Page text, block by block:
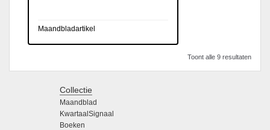
Maandbladartikel
Toont alle 9 resultaten
Collectie
Maandblad
KwartaalSignaal
Boeken